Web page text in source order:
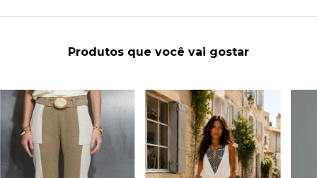
Produtos que você vai gostar